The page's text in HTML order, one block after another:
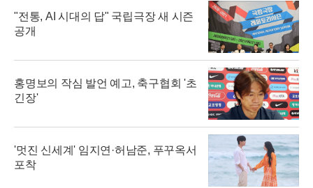
"전통, AI 시대의 답" 국립극장 새 시즌
공개
홍명보의 작심 발언 예고, 축구협회 '초
긴장'
'멋진 신세계' 임지연·허남준, 푸꾸옥서
포착